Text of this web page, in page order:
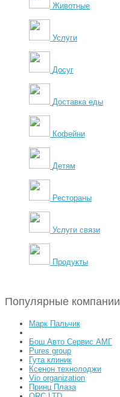
Животные
Услуги
Досуг
Доставка еды
Кофейни
Детям
Рестораны
Услуги связи
Продукты
Популярные компании
Марк Пальчик
Бош Авто Сервис АМГ
Pures group
Гута клиник
Ксенон технолоджи
Vio organization
Принц Плаза